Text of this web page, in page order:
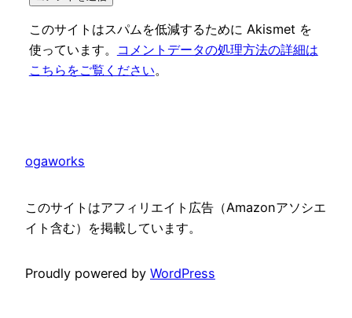
このサイトはスパムを低減するために Akismet を
使っています。
コメントデータの処理方法の詳細は
こちらをご覧ください。
ogaworks
このサイトはアフィリエイト広告（Amazonアソシエ
イト含む）を掲載しています。
Proudly powered by WordPress